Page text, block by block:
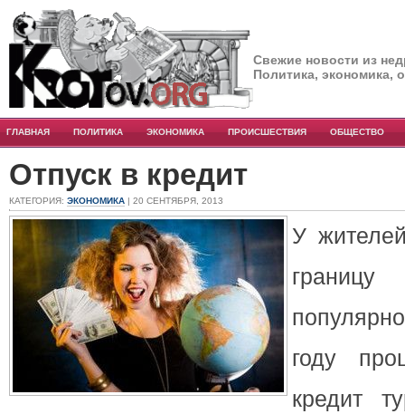
Свежие новости из
Политика, экономика,
ГЛАВНАЯ ПОЛИТИКА ЭКОНОМИКА ПРОИСШЕСТВИЯ ОБЩЕСТВО
Отпуск в кредит
КАТЕГОРИЯ: ЭКОНОМИКА | 20 СЕНТЯБРЯ, 2013
У
году
кредит